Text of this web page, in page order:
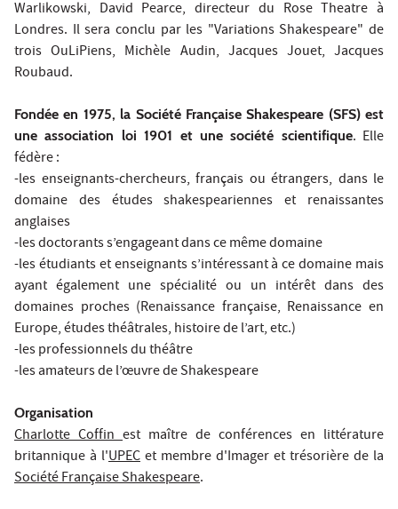
Warlikowski, David Pearce, directeur du Rose Theatre à
Londres. Il sera conclu par les "Variations Shakespeare" de
trois OuLiPiens, Michèle Audin, Jacques Jouet, Jacques
Roubaud.
Fondée en 1975, la Société Française Shakespeare (SFS) est
une association loi 1901 et une société scientifique. Elle
fédère :
-les enseignants-chercheurs, français ou étrangers, dans le
domaine des études shakespeariennes et renaissantes
anglaises
-les doctorants s’engageant dans ce même domaine
-les étudiants et enseignants s’intéressant à ce domaine mais
ayant également une spécialité ou un intérêt dans des
domaines proches (Renaissance française, Renaissance en
Europe, études théâtrales, histoire de l’art, etc.)
-les professionnels du théâtre
-les amateurs de l’œuvre de Shakespeare
Organisation
Charlotte Coffinest maître de conférences en littérature
britannique à l'UPEC et membre d'Imager et trésorière de la
Société Française Shakespeare.